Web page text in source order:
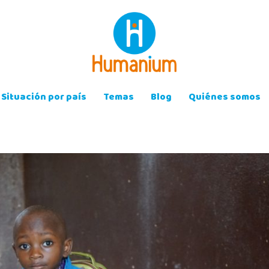
Situación por país Temas Blog Quiénes somos